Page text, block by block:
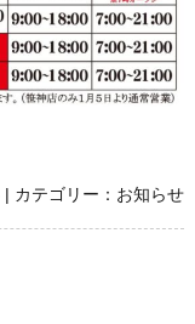
| カテゴリー： お知らせ